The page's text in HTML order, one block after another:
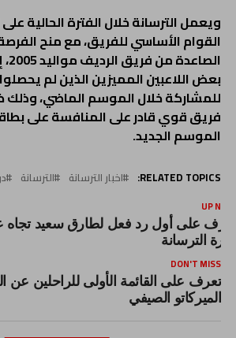
ويعمل الترسانة خلال الفترة الحالية
القوام الأساسي للفريق، مع منح
بعض اللاعبين المميزين الذين لم
للمشاركة خلال الموسم الماضي،
فريق قوي قادر على المنافسة على
الموسم الجديد.
RELATED TOPICS: اخبار الترسانة الترسانة
UP
على أول رد فعل لطارق سعيد
الترسانة
DON'T MISS
تعرف على القائمة الأولى للراحلين عن
الميركاتو الصيفي